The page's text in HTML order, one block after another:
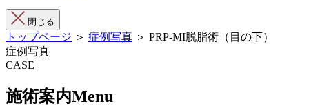
閉じる
トップページ ＞ 症例写真 ＞ PRP-MI脱脂術（目の下）
症例写真
CASE
施術案内Menu